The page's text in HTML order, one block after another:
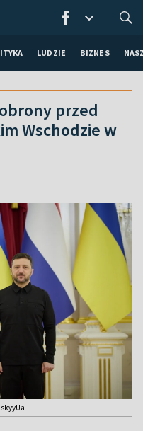
LUDZIE BIZNES
przed
Wschodzie w